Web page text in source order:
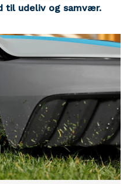
til udeliv og samvær.